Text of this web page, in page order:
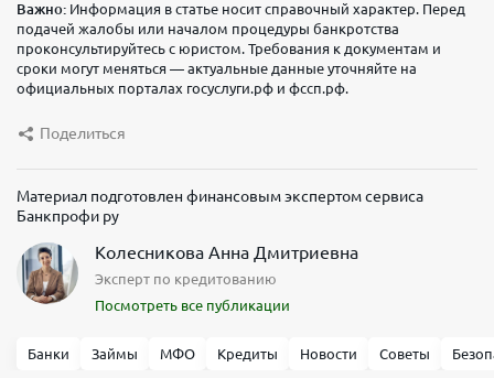
Важно: Информация в статье носит справочный характер. Перед
подачей жалобы или началом процедуры банкротства
проконсультируйтесь с юристом. Требования к документам и
сроки могут меняться — актуальные данные уточняйте на
официальных порталах госуслуги.рф и фссп.рф.
Поделиться
Материал подготовлен финансовым экспертом сервиса
Банкпрофи ру
Колесникова Анна Дмитриевна
Эксперт по кредитованию
Посмотреть все публикации
Банки Займы МФО Кредиты Новости Советы